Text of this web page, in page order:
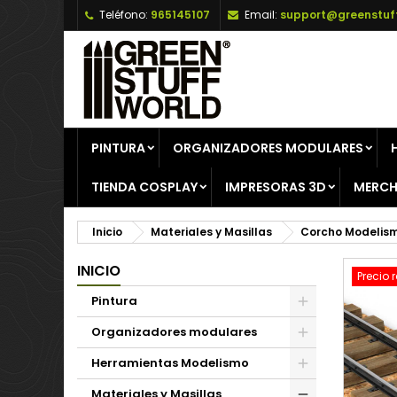
Teléfono: 965145107 Email:
PINTURA ORGANIZADORES MODULARES
TIENDA COSPLAY IMPRESORAS 3D
Inicio Materiales y Masillas Corcho
INICIO
Pintura
Organizadores modulares
Herramientas Modelismo
Precio